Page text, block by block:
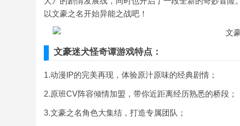
以文豪之名开始异能之战吧！
文豪迷犬怪奇谭游戏特点：
1.动漫IP的完美再现，体验原汁原味的经典剧情；
2.原班CV阵容倾情加盟，带你近距离经历熟悉的桥段；
3.文豪之名角色大集结，打造专属团队；